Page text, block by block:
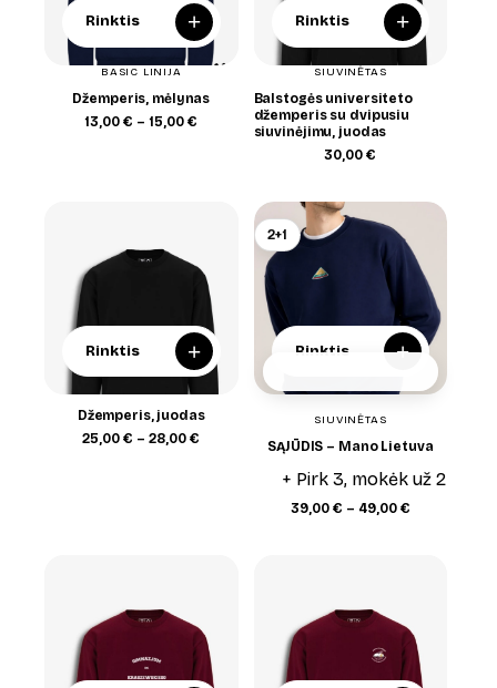
Rinktis +
BASIC LINIJA
Džemperis, mėlynas
13,00€ – 15,00€
Rinktis +
SIUVINĖTAS
Balstogės universiteto
džemperis su dvipusiu
siuvinėjimu, juodas
30,00€
Rinktis +
Džemperis, juodas
25,00€ – 28,00€
2+1
Rinktis +
SIUVINĖTAS
SĄJŪDIS – Mano Lietuva
+ Pirk 3, mokėk už 2
39,00 € – 49,00 €Price